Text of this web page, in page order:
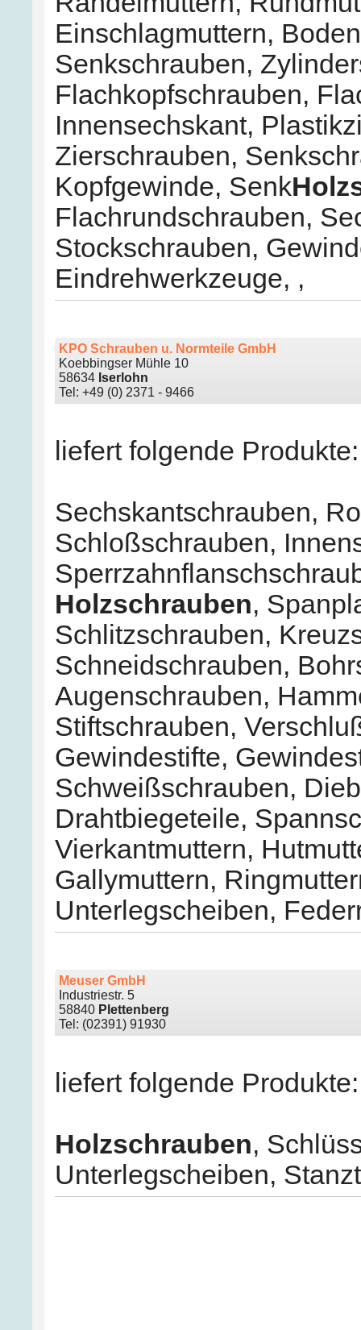
Einschlagmuttern,
Senkschrauben,
Flachkopfschrauben,
Innensechskant,
Zierschrauben,
Kopfgewinde, Senk
Flachrundschrauben,
Stockschrauben,
Eindrehwerkzeuge, ,
KPO Schrauben u. Normteile GmbH
Koebbingser Mühle 10
58634 Iserlohn
Tel: +49 (0) 2371 - 9466
liefert folgende Produkte:
Sechskantschrauben,
Schloßschrauben,
Holzschrauben,
Schlitzschrauben,
Schneidschrauben,
Augenschrauben,
Stiftschrauben,
Gewindestifte,
Schweißschrauben,
Drahtbiegeteile,
Vierkantmuttern,
Gallymuttern,
Unterlegscheiben,
Meuser GmbH
Industriestr. 5
58840 Plettenberg
Tel: (02391) 91930
liefert folgende Produkte:
Holzschrauben,
Unterlegscheiben,